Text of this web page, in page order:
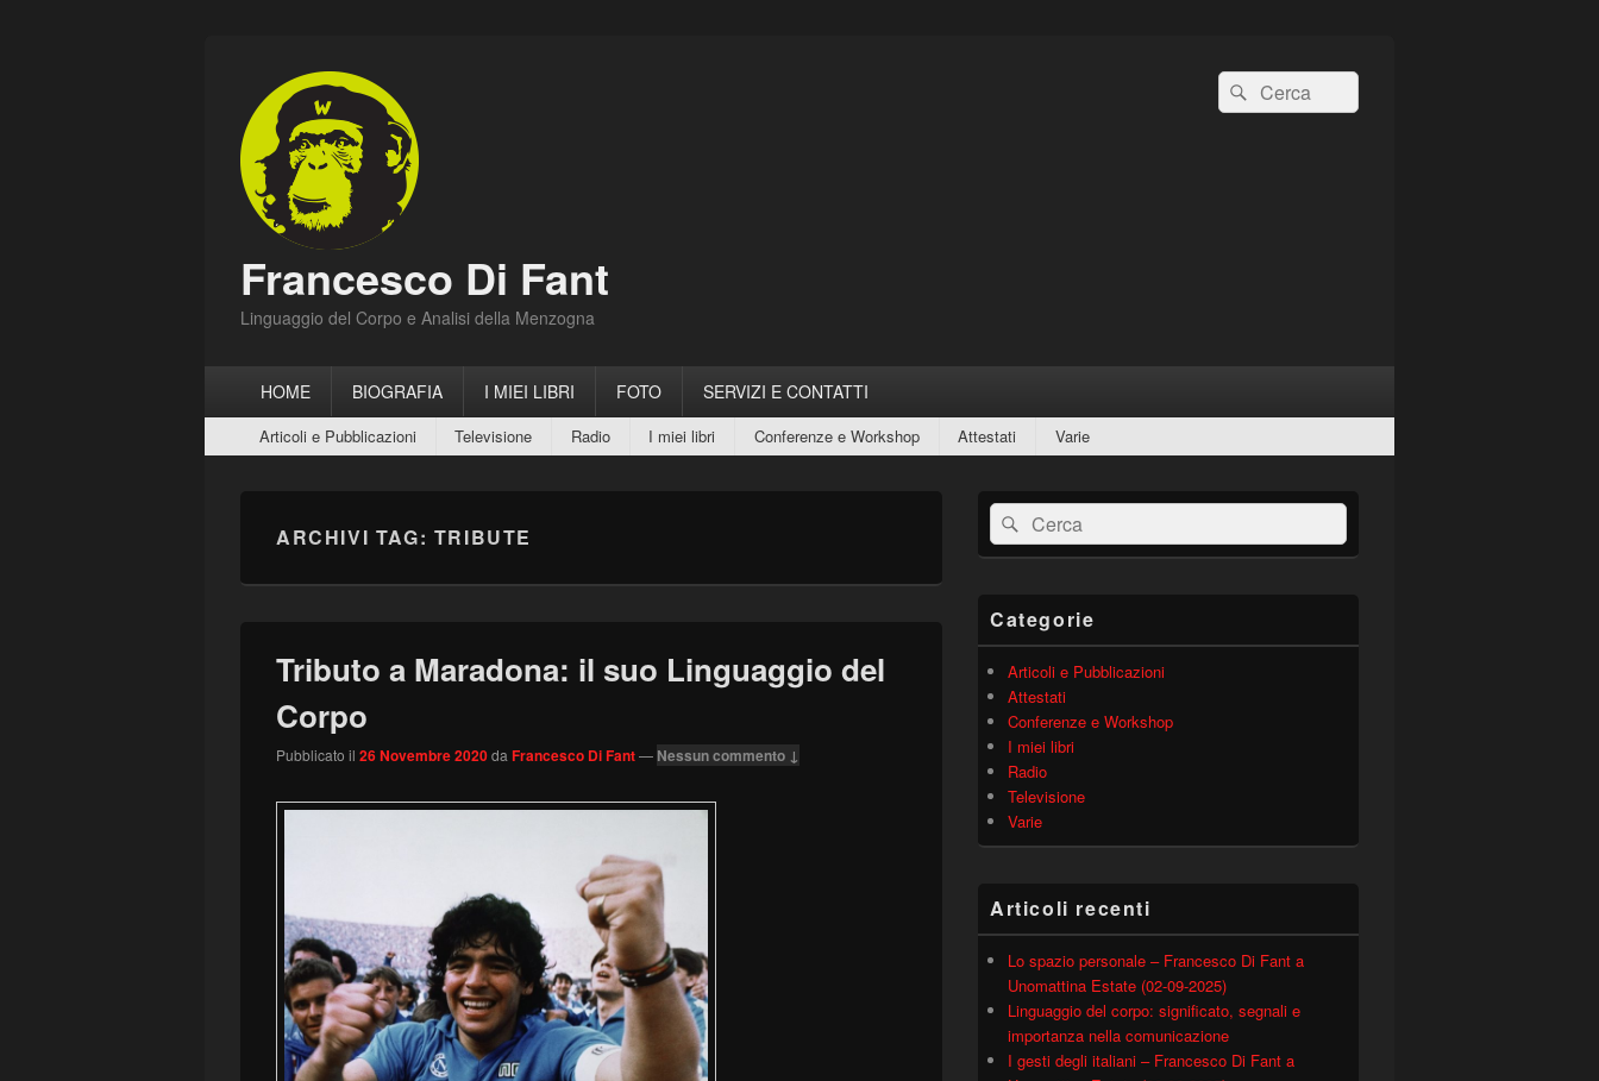
Francesco Di Fant
Linguaggio del Corpo e Analisi della Menzogna
Cerca:Cerca
principaleHOME BIOGRAFIA I MIEI LIBRI FOTO SERVIZI E CONTATTI
secondario
Articoli e Pubblicazioni Televisione Radio I miei libri Conferenze e Workshop Attestati Varie
ARCHIVI TAG: TRIBUTE
Tributo a Maradona: il suo Linguaggio del
Corpo
Pubblicato il 26 Novembre 2020da Francesco Di Fant— Nessun commento ↓
Area
widget
barra
laterale
Cerca:Cerca
Categorie
Articoli e Pubblicazioni
Attestati
Conferenze e Workshop
I miei libri
Radio
Televisione
Varie
Articoli recenti
Lo spazio personale – Francesco Di Fant a
Unomattina Estate (02-09-2025)
Linguaggio del corpo: significato, segnali e
importanza nella comunicazione
I gesti degli italiani – Francesco Di Fant a